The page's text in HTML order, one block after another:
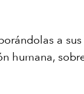
a
humana,